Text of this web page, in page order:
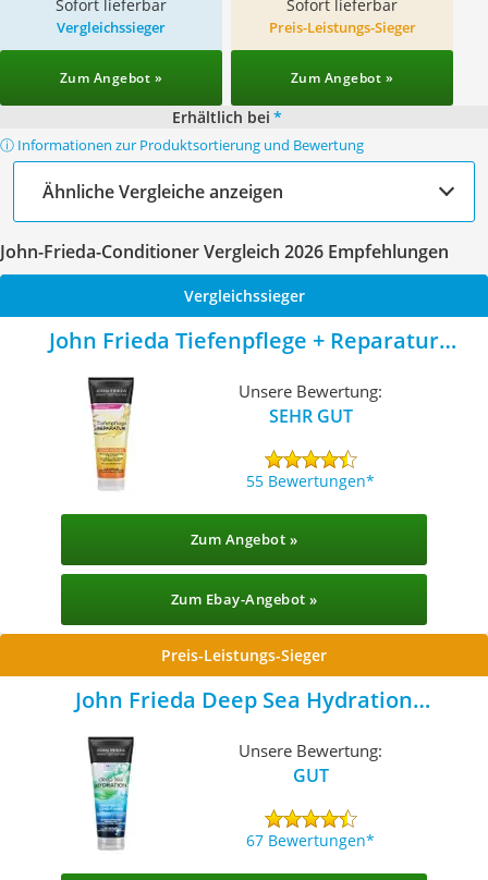
Sofort lieferbar Sofort lieferbar
Vergleichssieger
Zum Angebot »
Preis-Leistungs-Sieger
Zum Angebot »
Erhältlich bei *
ⓘ Informationen zur Produktsortierung und Bewertung
Ähnliche Vergleiche anzeigen
John-Frieda-Conditioner Vergleich 2026 Empfehlungen
Vergleichssieger
John Frieda Tiefenpflege + Reparatur
Unsere Bewertung:
SEHR GUT
55 Bewertungen
Zum Angebot »
Zum Ebay-Angebot »
Preis-Leistungs-Sieger
John Frieda Deep Sea Hydration
Unsere Bewertung:
GUT
67 Bewertungen